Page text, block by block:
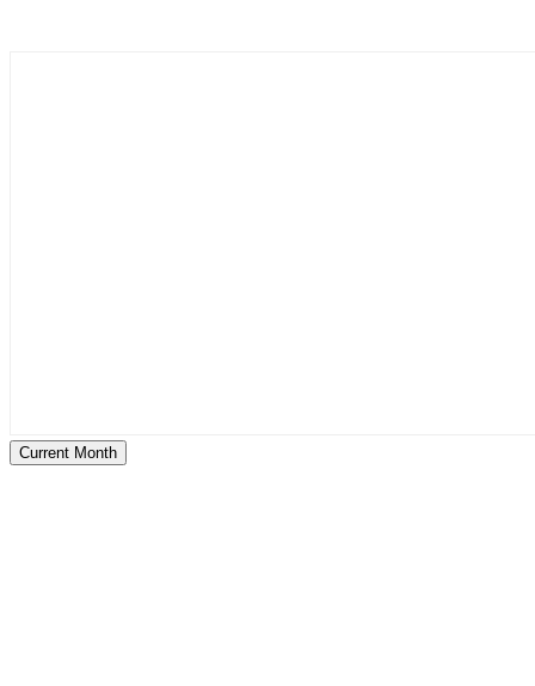
Current Month